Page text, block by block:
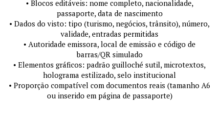
• Blocos editáveis: nome completo, nacionalidade,
passaporte, data de nascimento
• Dados do visto: tipo (turismo, negócios, trânsito), número,
validade, entradas permitidas
• Autoridade emissora, local de emissão e código de
barras/QR simulado
• Elementos gráficos: padrão guilloché sutil, microtextos,
holograma estilizado, selo institucional
• Proporção compatível com documentos reais (tamanho A6
ou inserido em página de passaporte)